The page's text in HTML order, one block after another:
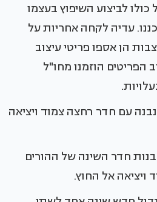
לביצוע השיפוץ בעצמו
עדיה לקחה אחריות על
הן אספו פריטי עיצוב
הפריטים הוזמנו מחו"ל
עם חדר רחצה צמוד ויציאה
חדר השינה של ההורים
ויציאה אל החוץ.